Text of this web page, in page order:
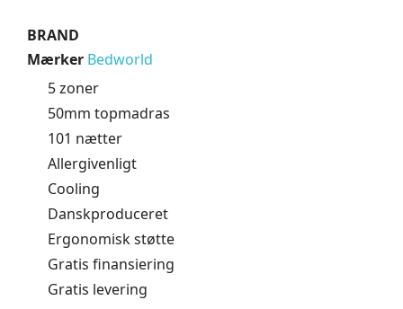
BRAND
Mærker Bedworld
5 zoner
50mm topmadras
101 nætter
Allergivenligt
Cooling
Danskproduceret
Ergonomisk støtte
Gratis finansiering
Gratis levering